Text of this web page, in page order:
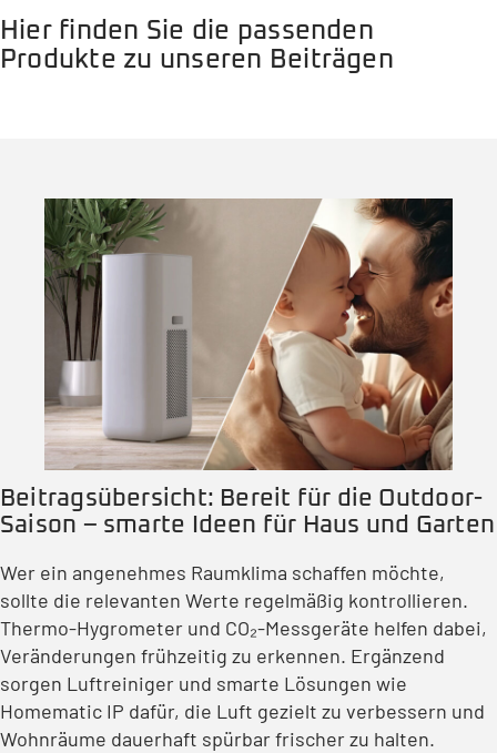
Hier finden Sie die passenden
Produkte zu unseren Beiträgen
Beitragsübersicht: Bereit für die Outdoor-
Saison – smarte Ideen für Haus und Garten
Wer ein angenehmes Raumklima schaffen möchte,
sollte die relevanten Werte regelmäßig kontrollieren.
Thermo-Hygrometer und CO₂-Messgeräte helfen dabei,
Veränderungen frühzeitig zu erkennen. Ergänzend
sorgen Luftreiniger und smarte Lösungen wie
Homematic IP dafür, die Luft gezielt zu verbessern und
Wohnräume dauerhaft spürbar frischer zu halten.